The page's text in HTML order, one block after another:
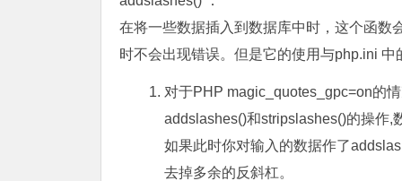
在将一些数据插入到数据库中时，这个函数
时不会出现错误。但是它的使用与php.ini
对于PHP magic_quotes_gpc=on的
addslashes()和stripslashes()的操作,
如果此时你对输入的数据作了
去掉多余的反斜杠。